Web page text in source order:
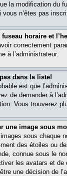
la modification du
n’êtes pas
fuseau horaire et
correctement
à l’administrateur.
dans la liste!
est que
de demander à
Vous trouverez
une image sous
images sous chaque
des étoiles ou
connue sous le
les avatars et
être une décision de